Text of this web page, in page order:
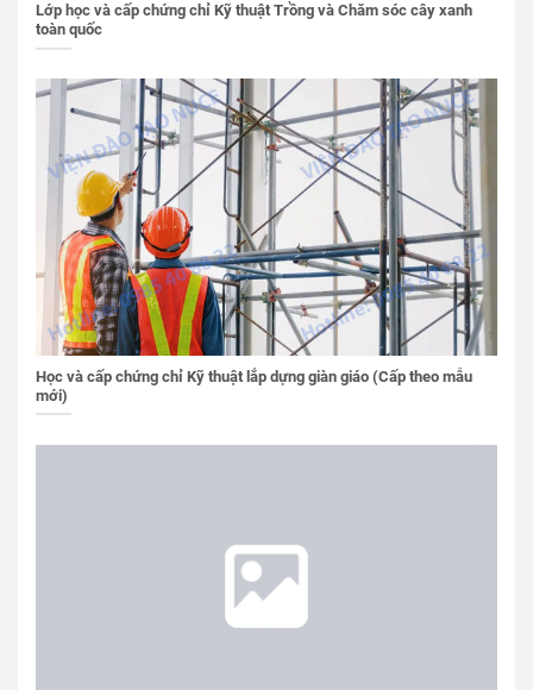
Lớp học và cấp chứng chỉ Kỹ thuật Trồng và Chăm sóc cây xanh
toàn quốc
Học và cấp chứng chỉ Kỹ thuật lắp dựng giàn giáo (Cấp theo mẫu
mới)